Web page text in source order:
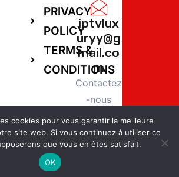
PRIVACY
POLICY
TERMS &
CONDITIONS
iptvlux
uryy@g
mail.co
m
Contactez
-nous
24h/24 et
7j/7
cookies pour vous garantir la meilleure
site web. Si vous continuez à utiliser ce
que vous en êtes satisfait.
OK